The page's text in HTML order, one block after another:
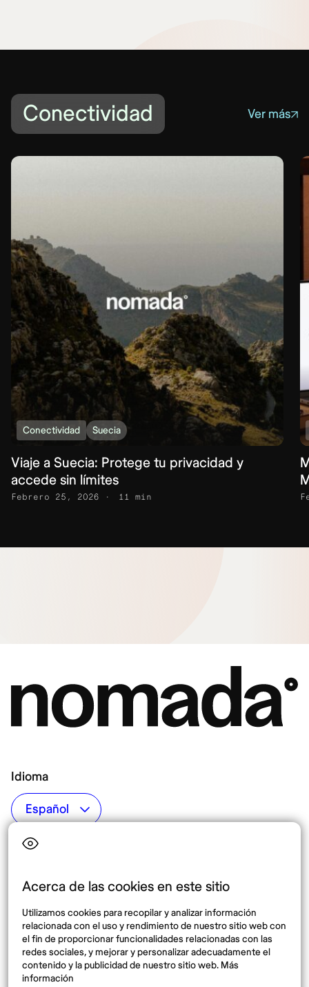
Acerca de las cookies en este sitio
Utilizamos cookies para recopilar y analizar información
relacionada con el uso y rendimiento de nuestro sitio web con
el fin de proporcionar funcionalidades relacionadas con las
redes sociales, y mejorar y personalizar adecuadamente el
contenido y la publicidad de nuestro sitio web. Más
información
Conectividad Ver más
Conectividad Suecia
Viaje a Suecia: Protege tu privacidad y
accede sin límites
Febrero 25, 2026 11 min
Idioma
Top destinos
México
España
Destinos
Síguenos